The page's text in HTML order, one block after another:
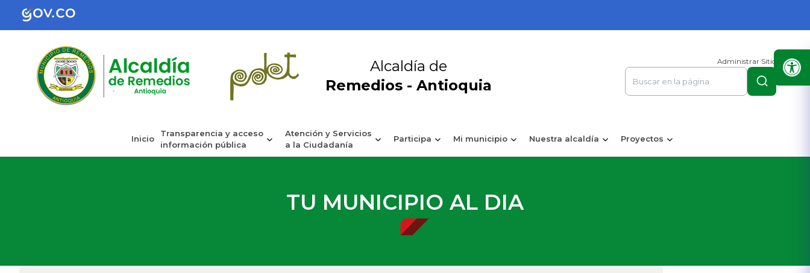
Alcaldía de
Remedios - Antioquia
Administrar Sitio
Inicio
Transparencia y acceso
información pública
Atención y Servicios
a la Ciudadanía
Participa Mi municipio Nuestra alcaldía Proyectos
TU MUNICIPIO AL DIA